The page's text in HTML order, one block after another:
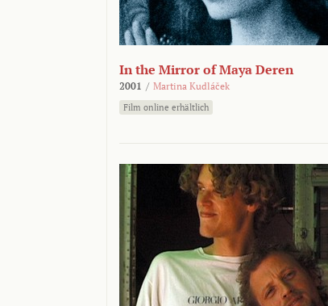
In the Mirror of Maya Deren
2001 / Martina Kudláček
Film online erhältlich